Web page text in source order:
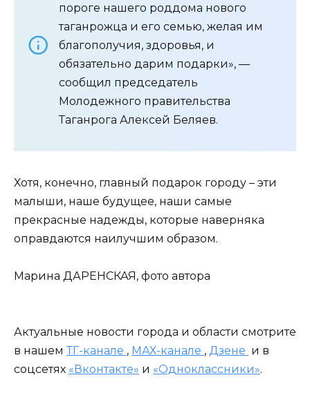
пороге нашего роддома нового
таганрожца и его семью, желая им
благополучия, здоровья, и
обязательно дарим подарки», —
сообщил председатель
Молодежного правительства
Таганрога Алексей Беляев.
Хотя, конечно, главный подарок городу – эти
малыши, наше будущее, наши самые
прекрасные надежды, которые наверняка
оправдаются наилучшим образом.
Марина ДАРЕНСКАЯ, фото автора
Актуальные новости города и области смотрите
в нашем ТГ-канале , МАХ-канале , Дзене и в
соцсетях «Вконтакте» и «Одноклассники».